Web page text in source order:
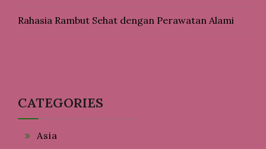
Rahasia Rambut Sehat dengan Perawatan Alami
CATEGORIES
Asia